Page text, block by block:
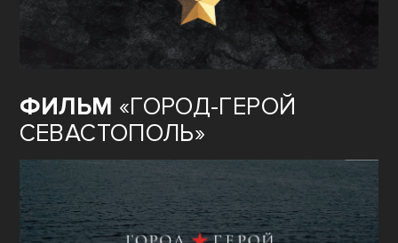
ФИЛЬМ «ГОРОД-ГЕРОЙ
СЕВАСТОПОЛЬ»